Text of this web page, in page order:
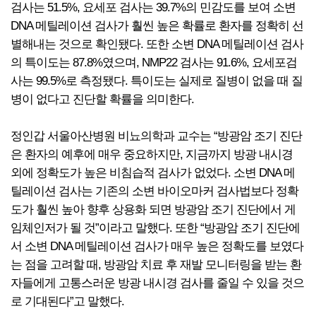
검사는 51.5%, 요세포 검사는 39.7%의 민감도를 보여 소변
DNA 메틸레이션 검사가 훨씬 높은 확률로 환자를 정확히 선
별해내는 것으로 확인됐다. 또한 소변 DNA 메틸레이션 검사
의 특이도는 87.8%였으며, NMP22 검사는 91.6%, 요세포검
사는 99.5%로 측정됐다. 특이도는 실제로 질병이 없을 때 질
병이 없다고 진단할 확률을 의미한다.
정인갑 서울아산병원 비뇨의학과 교수는 “방광암 조기 진단
은 환자의 예후에 매우 중요하지만, 지금까지 방광 내시경
외에 정확도가 높은 비침습적 검사가 없었다. 소변 DNA 메
틸레이션 검사는 기존의 소변 바이오마커 검사법보다 정확
도가 훨씬 높아 향후 상용화 되면 방광암 조기 진단에서 게
임체인저가 될 것”이라고 말했다. 또한 “방광암 조기 진단에
서 소변 DNA 메틸레이션 검사가 매우 높은 정확도를 보였다
는 점을 고려할 때, 방광암 치료 후 재발 모니터링을 받는 환
자들에게 고통스러운 방광 내시경 검사를 줄일 수 있을 것으
로 기대된다”고 말했다.